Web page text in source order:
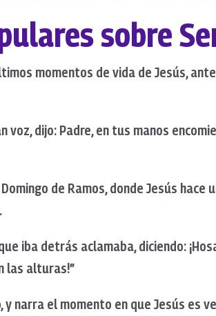
sobre
momentos de vida de Jesús,
voz, dijo: Padre, en tus manos
de Ramos, donde Jesús
iba detrás aclamaba, diciendo:
las alturas!”
y narra el momento en que Jesús es